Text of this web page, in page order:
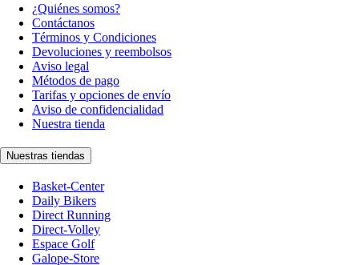
¿Quiénes somos?
Contáctanos
Términos y Condiciones
Devoluciones y reembolsos
Aviso legal
Métodos de pago
Tarifas y opciones de envío
Aviso de confidencialidad
Nuestra tienda
Nuestras tiendas
Basket-Center
Daily Bikers
Direct Running
Direct-Volley
Espace Golf
Galope-Store